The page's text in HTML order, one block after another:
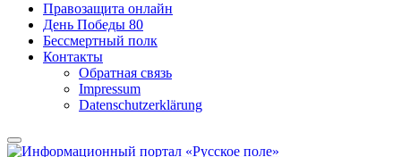
Правозащита онлайн
День Победы 80
Бессмертный полк
Контакты
Обратная связь
Impressum
Datenschutzerklärung